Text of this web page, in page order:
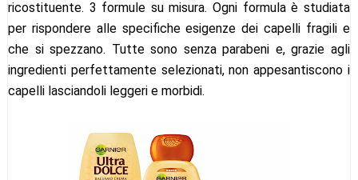
ricostituente. 3 formule su misura. Ogni formula è studiata
per rispondere alle specifiche esigenze dei capelli fragili e
che si spezzano. Tutte sono senza parabeni e, grazie agli
ingredienti perfettamente selezionati, non appesantiscono i
capelli lasciandoli leggeri e morbidi.